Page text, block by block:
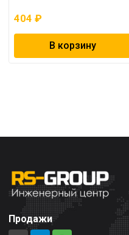
404 ₽
В корзину
Продажи